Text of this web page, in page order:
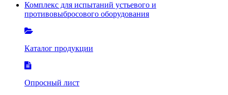
Комплекс для испытаний устьевого и
противовыбросового оборудования
Каталог продукции
Опросный лист